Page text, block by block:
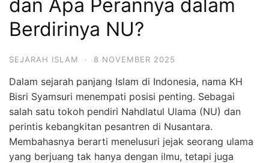
dan Apa Perannya dalam
Berdirinya NU?
SEJARAH ISLAM · 8 NOVEMBER 2025
Dalam sejarah panjang Islam di Indonesia, nama KH
Bisri Syamsuri menempati posisi penting. Sebagai
salah satu tokoh pendiri Nahdlatul Ulama (NU) dan
perintis kebangkitan pesantren di Nusantara.
Membahasnya berarti menelusuri jejak seorang ulama
yang berjuang tak hanya dengan ilmu, tetapi juga